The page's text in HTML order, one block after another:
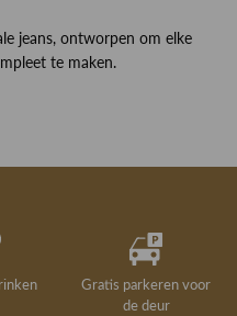
jeans, ontworpen om elke
te maken.
Gratis parkeren voor
de deur